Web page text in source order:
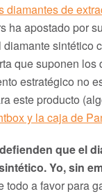
diamantes de
ha apostado por
sintético
que suponen
estratégico no
este producto
y la caja de
que el
Yo, sin
todo a favor para